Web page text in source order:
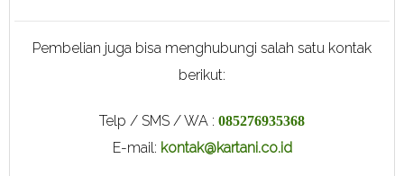
Pembelian juga bisa menghubungi salah satu kontak
berikut:
Telp / SMS / WA : 085276935368
E-mail: kontak@kartani.co.id